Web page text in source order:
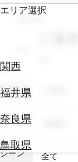
エリア選択
関西
福井県
奈良県
鳥取県
エ
券
テ
を
search
三重
エリア
テーマ
シーン 全て